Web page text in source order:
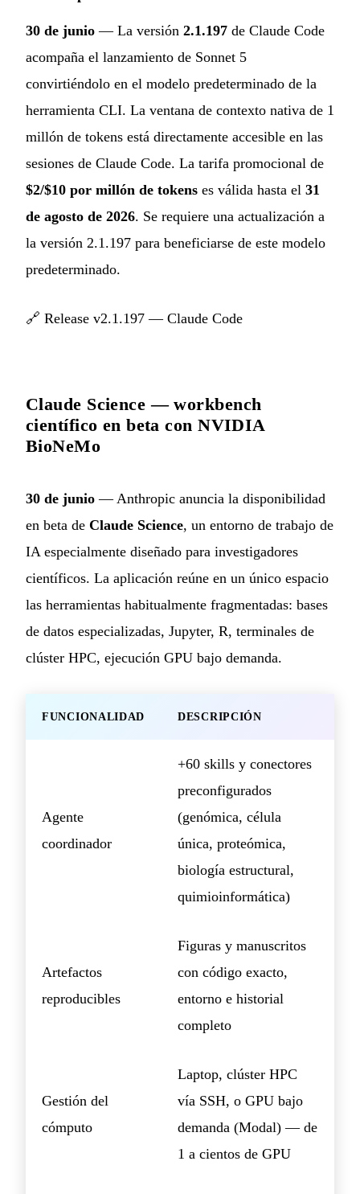
30 de junio — La versión 2.1.197 de Claude Code
acompaña el lanzamiento de Sonnet 5
convirtiéndolo en el modelo predeterminado de la
herramienta CLI. La ventana de contexto nativa de 1
millón de tokens está directamente accesible en las
sesiones de Claude Code. La tarifa promocional de
$2/$10 por millón de tokens es válida hasta el 31
de agosto de 2026. Se requiere una actualización a
la versión 2.1.197 para beneficiarse de este modelo
predeterminado.
🔗 Release v2.1.197 — Claude Code
Claude Science — workbench
científico en beta con NVIDIA
BioNeMo
30 de junio — Anthropic anuncia la disponibilidad
en beta de Claude Science, un entorno de trabajo de
IA especialmente diseñado para investigadores
científicos. La aplicación reúne en un único espacio
las herramientas habitualmente fragmentadas: bases
de datos especializadas, Jupyter, R, terminales de
clúster HPC, ejecución GPU bajo demanda.
FUNCIONALIDAD DESCRIPCIÓN
Agente
coordinador
+60 skills y conectores
preconfigurados
(genómica, célula
única, proteómica,
biología estructural,
quimioinformática)
Artefactos
reproducibles
Figuras y manuscritos
con código exacto,
entorno e historial
completo
Gestión del
cómputo
Laptop, clúster HPC
vía SSH, o GPU bajo
demanda (Modal) — de
1 a cientos de GPU